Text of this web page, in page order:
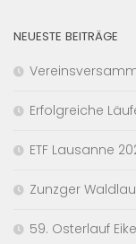
NEUESTE BEITRÄGE
Erfolgreiche
ETF Lausanne
Zunzger
59. Osterlauf